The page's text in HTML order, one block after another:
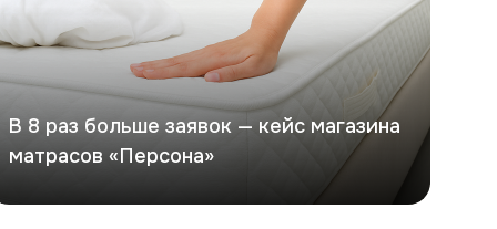
В 8 раз больше заявок — кейс магазина
матрасов «Персона»